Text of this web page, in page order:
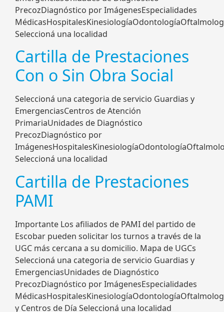
PrecozDiagnóstico por ImágenesEspecialidades
Seleccioná una localidad
Cartilla de Prestaciones
Con o Sin Obra Social
Seleccioná una categoria de servicio Guardias y
EmergenciasCentros de Atención
PrimariaUnidades de Diagnóstico
PrecozDiagnóstico por
Seleccioná una localidad
Cartilla de Prestaciones
PAMI
Importante Los afiliados de PAMI del partido de
Escobar pueden solicitar los turnos a través de la
UGC más cercana a su domicilio. Mapa de UGCs
Seleccioná una categoria de servicio Guardias y
EmergenciasUnidades de Diagnóstico
PrecozDiagnóstico por ImágenesEspecialidades
y Centros de Día Seleccioná una localidad